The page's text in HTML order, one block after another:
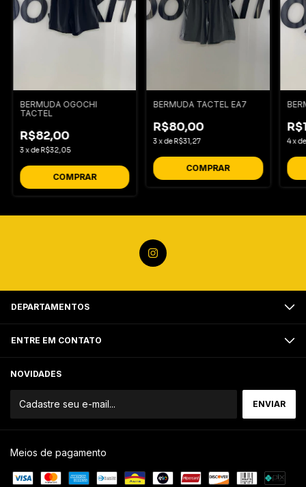
BERMUDA OGOCHI
TACTEL
R$82,00
3xde R$32,05
COMPRAR
BERMUDA TACTEL EA7
R$80,00
3xde R$31,27
COMPRAR
4x
DEPARTAMENTOS
ENTRE EM CONTATO
NOVIDADES
Meios de pagamento